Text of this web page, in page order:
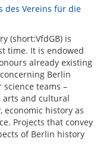
des Vereins für die
(short:VfdGB) is
time. It is endowed
already existing
Berlin
teams –
arts and cultural
history as
Projects that convey
of Berlin history